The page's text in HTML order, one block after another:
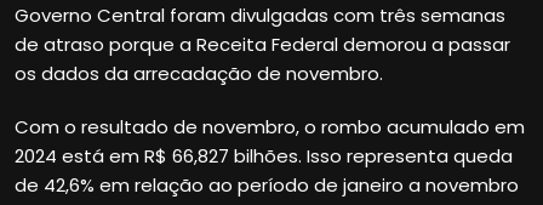
Governo Central foram divulgadas com três semanas
de atraso porque a Receita Federal demorou a passar
os dados da arrecadação de novembro.
Com o resultado de novembro, o rombo acumulado em
2024 está em R$ 66,827 bilhões. Isso representa queda
de 42,6% em relação ao período de janeiro a novembro